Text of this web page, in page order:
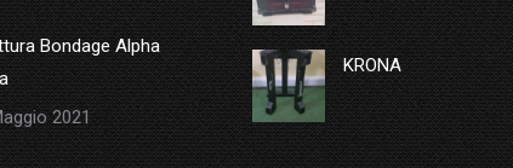
Bondage Alpha
2021
KRONA